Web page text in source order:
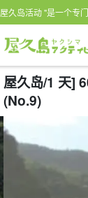
屋久岛活动 "是一个专
屋久岛/1 天]
(No.9)